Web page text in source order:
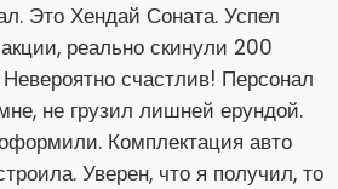
Это Хендай Соната. Успел
реально скинули 200
счастлив! Персонал
не грузил лишней ерундой.
Комплектация авто
Уверен, что я получил, то